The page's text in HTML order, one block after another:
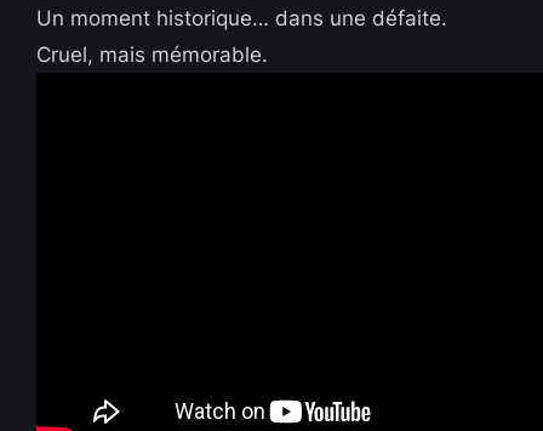
Un moment historique… dans une défaite.
Cruel, mais mémorable.